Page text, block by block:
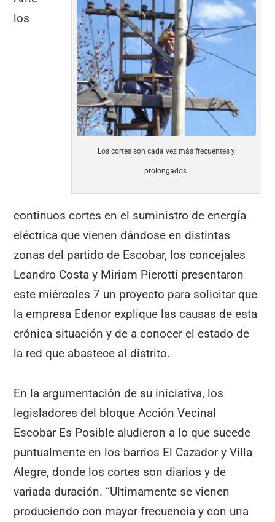
Los cortes son cada vez más frecuentes y
prolongados.
los
continuos cortes en el suministro de energía
eléctrica que vienen dándose en distintas
zonas del partido de Escobar, los concejales
Leandro Costa y Miriam Pierotti presentaron
este miércoles 7 un proyecto para solicitar que
la empresa Edenor explique las causas de esta
crónica situación y de a conocer el estado de
la red que abastece al distrito.
En la argumentación de su iniciativa, los
legisladores del bloque Acción Vecinal
Escobar Es Posible aludieron a lo que sucede
puntualmente en los barrios El Cazador y Villa
Alegre, donde los cortes son diarios y de
variada duración. “Ultimamente se vienen
produciendo con mayor frecuencia y con una